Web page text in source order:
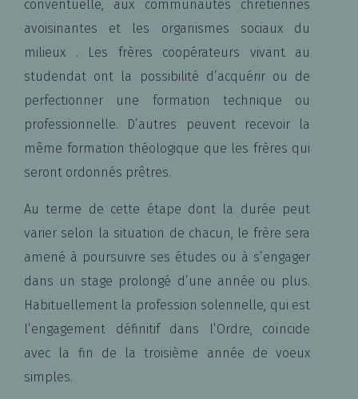
conventuelle, aux communautés chrétiennes
avoisinantes et les organismes sociaux du
milieux . Les frères coopérateurs vivant au
studendat ont la possibilité d’acquérir ou de
perfectionner une formation technique ou
professionnelle. D’autres peuvent recevoir la
même formation théologique que les frères qui
seront ordonnés prêtres.
Au terme de cette étape dont la durée peut
varier selon la situation de chacun, le frère sera
amené à poursuivre ses études ou à s’engager
dans un stage prolongé d’une année ou plus.
Habituellement la profession solennelle, qui est
l’engagement définitif dans l’Ordre, coïncide
avec la fin de la troisième année de voeux
simples.